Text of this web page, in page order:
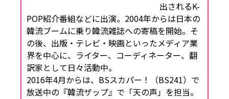
出されるK-
POP紹介番組などに出演。2004年からは日本の
韓流ブームに乗り韓流雑誌への寄稿を開始。そ
の後、出版・テレビ・映画といったメディア業
界を中心に、ライター、コーディネーター、翻
訳家として日々活動中。
2016年4月からは、BSスカパー！（BS241）で
放送中の『韓流ザップ』で「天の声」を担当。